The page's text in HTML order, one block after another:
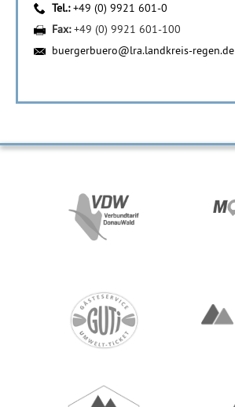
Tel.:+49 (0) 9921 601-0
Fax:+49 (0) 9921 601-100
buergerbuero@lra.landkreis-regen.de